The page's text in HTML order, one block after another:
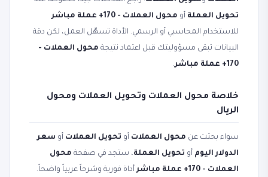
تحويل العملة أو محول العملات - 170+ عملة مباشر
للاستخدام المحاسبي أو الرسمي. الأداة تسهّل العمل، لكن دقة
البيانات تبقى مسؤوليتك قبل اعتماد نتيجة محول العملات -
170+ عملة مباشر
.
خلاصة محول العملات وتحويل العملات ومحول
الريال
سواء بحثت عن محول العملات أو تحويل العملات أو سعر
الدولار اليوم أو تحويل العملة، ستجد في صفحة محول
العملات - 170+ عملة مباشر
أداة فورية وشرحاً عربياً واضحاً.